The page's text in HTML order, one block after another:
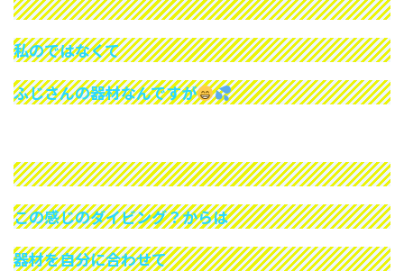
私のではなくて
ふじさんの器材なんですが
この感じのダイビング？からは
器材を自分に合わせて